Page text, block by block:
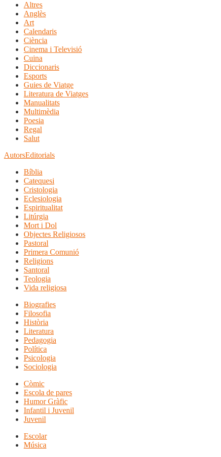
Altres
Anglès
Art
Calendaris
Ciència
Cinema i Televisió
Cuina
Diccionaris
Esports
Guies de Viatge
Literatura de Viatges
Manualitats
Multimèdia
Poesia
Regal
Salut
AutorsEditorials
Bíblia
Catequesi
Cristologia
Eclesiologia
Espiritualitat
Litúrgia
Mort i Dol
Objectes Religiosos
Pastoral
Primera Comunió
Religions
Santoral
Teologia
Vida religiosa
Biografies
Filosofia
Història
Literatura
Pedagogia
Política
Psicologia
Sociologia
Còmic
Escola de pares
Humor Gràfic
Infantil i Juvenil
Juvenil
Escolar
Música